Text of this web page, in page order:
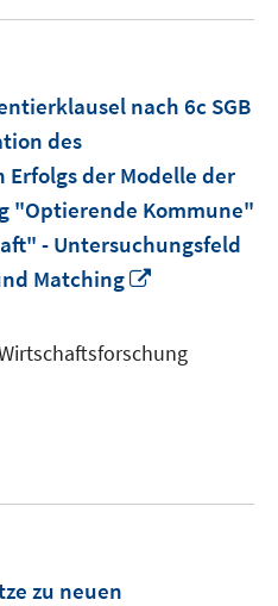
nach 6c SGB
des
der Modelle der
"Optierende Kommune"
- Untersuchungsfeld
Matching
öffnen
zu neuen